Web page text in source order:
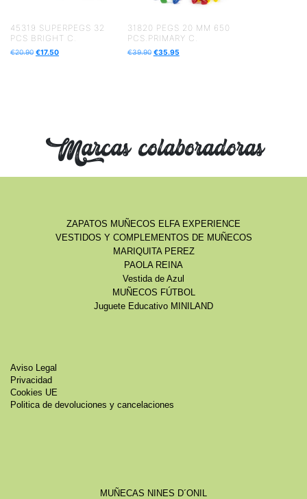
45319 SUPERPEGS 32
PCS BRIGHT C.
€20.90 €17.50
31820 PEGS 20 MM 650
PCS.PRIMARY C.
€39.90 €35.95
Marcas colaboradoras
ZAPATOS MUÑECOS ELFA EXPERIENCE
VESTIDOS Y COMPLEMENTOS DE MUÑECOS
MARIQUITA PEREZ
PAOLA REINA
Vestida de Azul
MUÑECOS FÚTBOL
Juguete Educativo MINILAND
Aviso Legal
Privacidad
Cookies UE
Politica de devoluciones y cancelaciones
MUÑECAS NINES D´ONIL